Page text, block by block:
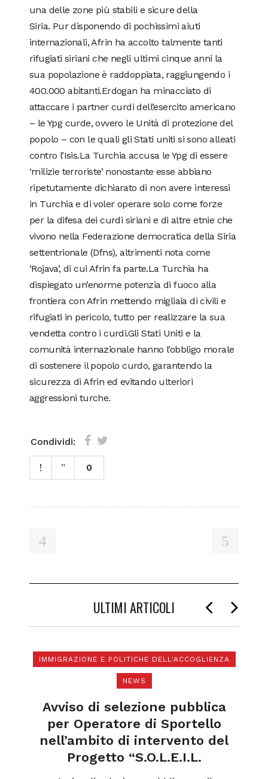
una delle zone più stabili e sicure della
Siria. Pur disponendo di pochissimi aiuti
internazionali, Afrin ha accolto talmente tanti
rifugiati siriani che negli ultimi cinque anni la
sua popolazione è raddoppiata, raggiungendo i
400.000 abitanti.Erdogan ha minacciato di
attaccare i partner curdi dell’esercito americano
– le Ypg curde, ovvero le Unità di protezione del
popolo – con le quali gli Stati uniti si sono alleati
contro l’Isis.La Turchia accusa le Ypg di essere
‘milizie terroriste’ nonostante esse abbiano
ripetutamente dichiarato di non avere interessi
in Turchia e di voler operare solo come forze
per la difesa dei curdi siriani e di altre etnie che
vivono nella Federazione democratica della Siria
settentrionale (Dfns), altrimenti nota come
‘Rojava’, di cui Afrin fa parte.La Turchia ha
dispiegato un’enorme potenzia di fuoco alla
frontiera con Afrin mettendo migliaia di civili e
rifugiati in pericolo, tutto per realizzare la sua
vendetta contro i curdi.Gli Stati Uniti e la
comunità internazionale hanno l’obbligo morale
di sostenere il popolo curdo, garantendo la
sicurezza di Afrin ed evitando ulteriori
aggressioni turche.
Condividi:
0
ULTIMI ARTICOLI
IMMIGRAZIONE E POLITICHE DELL'ACCOGLIENZA
NEWS
Avviso di selezione pubblica
per Operatore di Sportello
nell’ambito di intervento del
Progetto “S.O.L.E.I.L.